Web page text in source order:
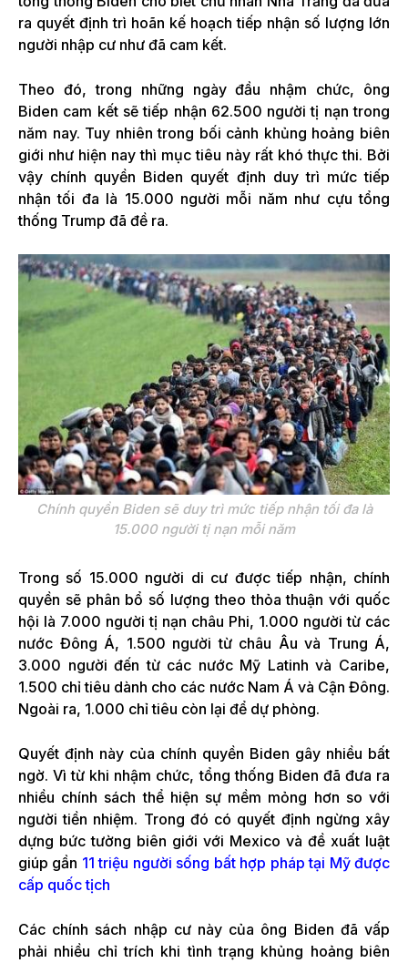
ra quyết định trì hoãn kế hoạch tiếp nhận số lượng lớn
người nhập cư như đã cam kết.
Theo đó, trong những ngày đầu nhậm chức, ông
Biden cam kết sẽ tiếp nhận 62.500 người tị nạn trong
năm nay. Tuy nhiên trong bối cảnh khủng hoảng biên
giới như hiện nay thì mục tiêu này rất khó thực thi. Bởi
vậy chính quyền Biden quyết định duy trì mức tiếp
nhận tối đa là 15.000 người mỗi năm như cựu tổng
thống Trump đã đề ra.
Chính quyền Biden sẽ duy trì mức tiếp nhận tối đa là
15.000 người tị nạn mỗi năm
Trong số 15.000 người di cư được tiếp nhận, chính
quyền sẽ phân bổ số lượng theo thỏa thuận với quốc
hội là 7.000 người tị nạn châu Phi, 1.000 người từ các
nước Đông Á, 1.500 người từ châu Âu và Trung Á,
3.000 người đến từ các nước Mỹ Latinh và Caribe,
1.500 chỉ tiêu dành cho các nước Nam Á và Cận Đông.
Ngoài ra, 1.000 chỉ tiêu còn lại để dự phòng.
Quyết định này của chính quyền Biden gây nhiều bất
ngờ. Vì từ khi nhậm chức, tổng thống Biden đã đưa ra
nhiều chính sách thể hiện sự mềm mỏng hơn so với
người tiền nhiệm. Trong đó có quyết định ngừng xây
dựng bức tường biên giới với Mexico và đề xuất luật
giúp gần 11 triệu người sống bất hợp pháp tại Mỹ được
cấp quốc tịch
Các chính sách nhập cư này của ông Biden đã vấp
phải nhiều chỉ trích khi tình trạng khủng hoảng biên